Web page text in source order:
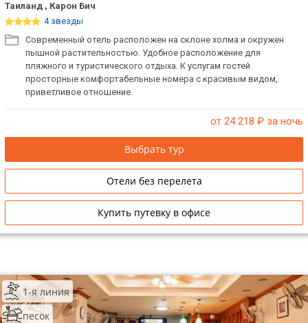
Таиланд , Карон Бич
4 звезды
Современный отель расположен на склоне холма и окружен
пышной растительностью. Удобное расположение для
пляжного и туристического отдыха. К услугам гостей
просторные комфортабельные номера с красивым видом,
приветливое отношение.
от 24 218 ₽ за ночь
Выбрать тур
Отели без перелета
Купить путевку в офисе
1-я линия
песок